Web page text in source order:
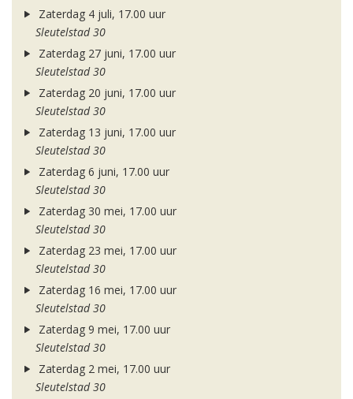
Zaterdag 4 juli, 17.00 uur
Sleutelstad 30
Zaterdag 27 juni, 17.00 uur
Sleutelstad 30
Zaterdag 20 juni, 17.00 uur
Sleutelstad 30
Zaterdag 13 juni, 17.00 uur
Sleutelstad 30
Zaterdag 6 juni, 17.00 uur
Sleutelstad 30
Zaterdag 30 mei, 17.00 uur
Sleutelstad 30
Zaterdag 23 mei, 17.00 uur
Sleutelstad 30
Zaterdag 16 mei, 17.00 uur
Sleutelstad 30
Zaterdag 9 mei, 17.00 uur
Sleutelstad 30
Zaterdag 2 mei, 17.00 uur
Sleutelstad 30